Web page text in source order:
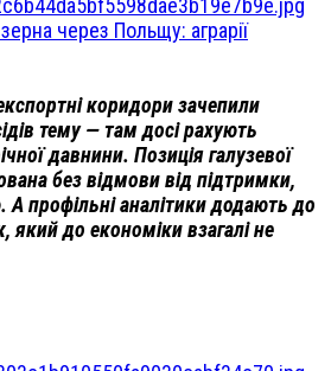
через Польщу: аграрії
коридори зачепили
тему — там досі рахують
давнини. Позиція галузевої
без відмови від підтримки,
профільні аналітики додають до
до економіки взагалі не